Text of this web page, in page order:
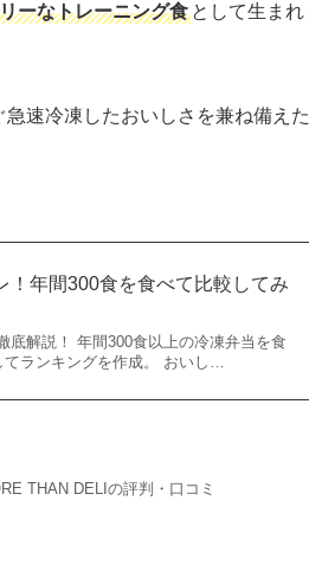
ーなトレーニング食 として生まれ
速冷凍したおいしさを兼ね備えた
！年間300食を食べて比較してみ
底解説！ 年間300食以上の冷凍弁当を食
ランキングを作成。 おいし…